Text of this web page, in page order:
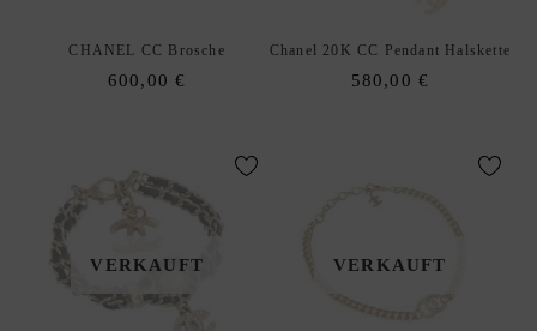
CHANEL CC Brosche
600,00€
Chanel 20K CC Pendant Halskette
580,00 €
VERKAUFT VERKAUFT